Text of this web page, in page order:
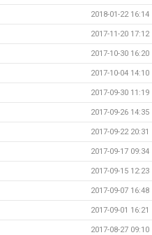
2018-01-22 16:14
2017-11-20 17:12
2017-10-30 16:20
2017-10-04 14:10
2017-09-30 11:19
2017-09-26 14:35
2017-09-22 20:31
2017-09-17 09:34
2017-09-15 12:23
2017-09-07 16:48
2017-09-01 16:21
2017-08-27 09:10